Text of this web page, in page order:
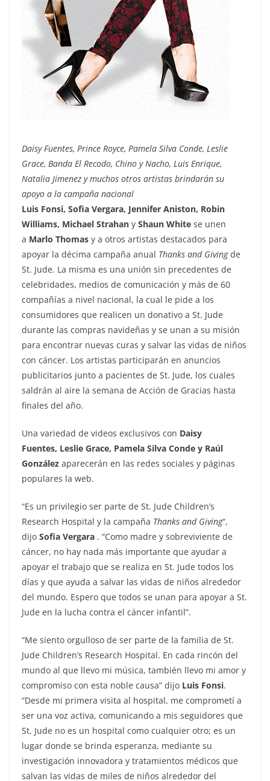
Daisy Fuentes, Prince Royce, Pamela Silva Conde, Leslie
Grace, Banda El Recodo, Chino y Nacho, Luis Enrique,
Natalia Jimenez y muchos otros artistas brindarán su
apoyo a la campaña nacional
Luis Fonsi, Sofia Vergara, Jennifer Aniston, Robin
Williams, Michael Strahan y Shaun White se unen
a Marlo Thomas y a otros artistas destacados para
apoyar la décima campaña anual Thanks and Givingde
St. Jude. La misma es una unión sin precedentes de
celebridades, medios de comunicación y más de 60
compañías a nivel nacional, la cual le pide a los
consumidores que realicen un donativo a St. Jude
durante las compras navideñas y se unan a su misión
para encontrar nuevas curas y salvar las vidas de niños
con cáncer. Los artistas participarán en anuncios
publicitarios junto a pacientes de St. Jude, los cuales
saldrán al aire la semana de Acción de Gracias hasta
finales del año.
Una variedad de videos exclusivos con Daisy
Fuentes, Leslie Grace, Pamela Silva Conde y Raúl
González aparecerán en las redes sociales y páginas
populares la web.
“Es un privilegio ser parte de St. Jude Children’s
Research Hospital y la campaña Thanks and Giving“,
dijo Sofia Vergara . “Como madre y sobreviviente de
cáncer, no hay nada más importante que ayudar a
apoyar el trabajo que se realiza en St. Jude todos los
días y que ayuda a salvar las vidas de niños alrededor
del mundo. Espero que todos se unan para apoyar a St.
Jude en la lucha contra el cáncer infantil”.
“Me siento orgulloso de ser parte de la familia de St.
Jude Children’s Research Hospital. En cada rincón del
mundo al que llevo mi música, también llevo mi amor y
compromiso con esta noble causa” dijo Luis Fonsi.
“Desde mi primera visita al hospital, me comprometí a
ser una voz activa, comunicando a mis seguidores que
St. Jude no es un hospital como cualquier otro; es un
lugar donde se brinda esperanza, mediante su
investigación innovadora y tratamientos médicos que
salvan las vidas de miles de niños alrededor del